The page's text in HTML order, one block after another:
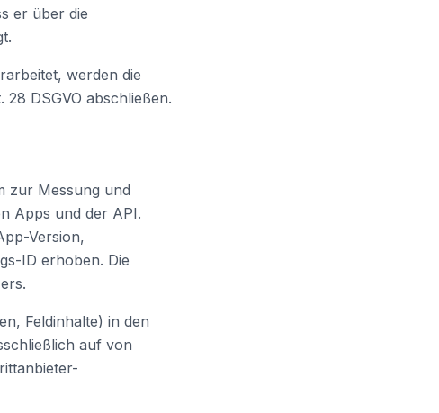
er über die
werden die
DSGVO abschließen.
zur Messung und
Apps und der API.
Version,
ID erhoben. Die
Feldinhalte) in den
auf von